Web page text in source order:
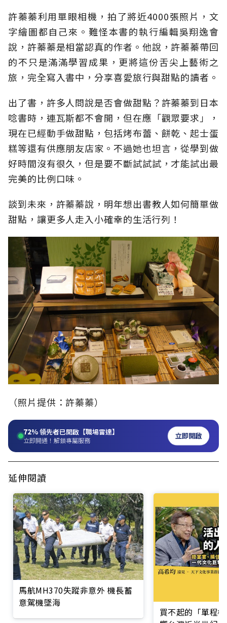
許蓁蓁利用單眼相機，拍了將近4000張照片，文
字繪圖都自己來。難怪本書的執行編輯吳翔逸會
說，許蓁蓁是相當認真的作者。他說，許蓁蓁帶回
的不只是滿滿學習成果，更將這份舌尖上藝術之
旅，完全寫入書中，分享喜愛旅行與甜點的讀者。
出了書，許多人問說是否會做甜點？許蓁蓁到日本
唸書時，連瓦斯都不會開，但在應「觀眾要求」，
現在已經動手做甜點，包括烤布蕾、餅乾、起士蛋
糕等還有供應朋友店家。不過她也坦言，從學到做
好時間沒有很久，但是要不斷試試試，才能試出最
完美的比例口味。
談到未來，許蓁蓁說，明年想出書教人如何簡單做
甜點，讓更多人走入小確幸的生活行列！
（照片提供：許蓁蓁）
72%領先者已開啟【職場雷達】
立即開通！解鎖專屬服務 立即開啟
延伸閱讀
馬航MH370失蹤非意外 機長蓄
意駕機墜海
買不起的「單程